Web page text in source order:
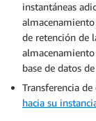
instantáneas
de retención de
base de datos
Transferencia de
hacia su